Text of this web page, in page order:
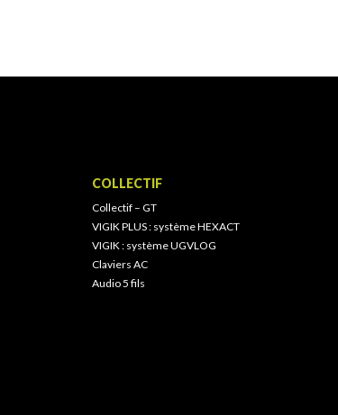
COLLECTIF
Collectif – GT
VIGIK PLUS : système HEXACT
VIGIK : système UGVLOG
Claviers AC
Audio 5 fils